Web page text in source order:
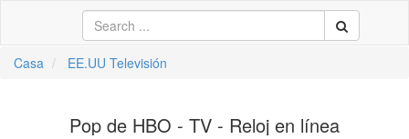
Casa EE.UU Televisión
Pop de HBO - TV - Reloj en línea